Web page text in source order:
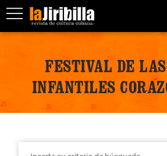
FESTIVAL DE
INFANTILES